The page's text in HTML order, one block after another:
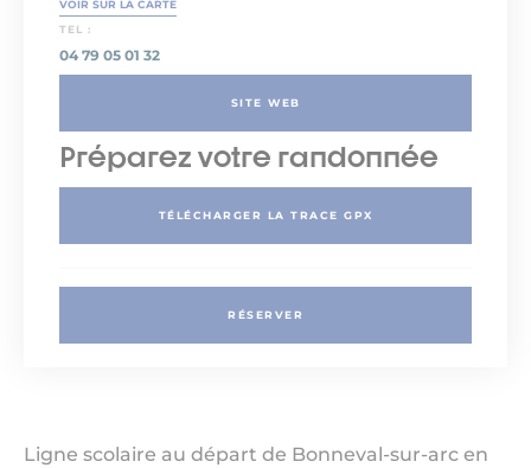
Ligne scolaire au départ de Bonneval-sur-arc en
VOIR SUR LA CARTE
TEL :
04 79 05 01 32
SITE WEB
Préparez votre randonnée
TÉLÉCHARGER LA TRACE GPX
RÉSERVER